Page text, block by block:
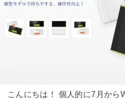
こんにちは！ 個人的に7月から